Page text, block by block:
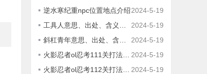
2024-5-19
逆水寒纪重npc位置地点介绍
2024-5-19
工具人意思、出处、含义介绍
2024-5-19
斜杠青年意思、出处、含义介绍
2024-5-19
火影忍者ol忍考111关打法攻略
2024-5-19
火影忍者ol忍考112关打法介绍